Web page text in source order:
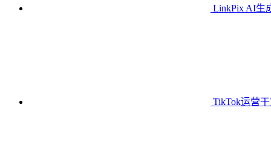
LinkPix AI生
TikTok运营